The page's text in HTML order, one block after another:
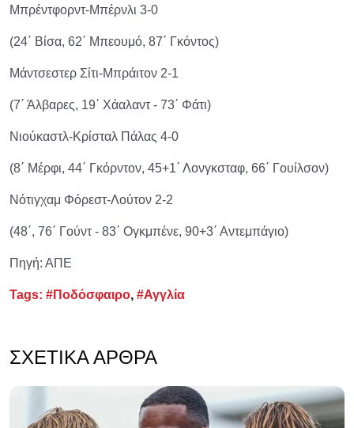
Μπρέντφορντ-Μπέρνλι 3-0
(24΄ Βίσα, 62΄ Μπεουμό, 87΄ Γκόντος)
Μάντσεστερ Σίτι-Μπράιτον 2-1
(7΄ Άλβαρες, 19΄ Χάαλαντ - 73΄ Φάτι)
Νιούκαστλ-Κρίσταλ Πάλας 4-0
(8΄ Μέρφι, 44΄ Γκόρντον, 45+1΄ Λονγκσταφ, 66΄ Γουίλσον)
Νότιγχαμ Φόρεστ-Λούτον 2-2
(48΄, 76΄ Γούντ - 83΄ Ογκμπένε, 90+3΄ Αντεμπάγιο)
Πηγή: ΑΠΕ
Tags: #Ποδόσφαιρο, #Αγγλία
ΣΧΕΤΙΚΆ ΆΡΘΡΑ